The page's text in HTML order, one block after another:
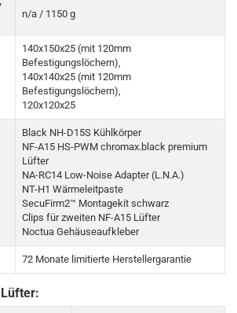
n/a / 1150 g
140x150x25 (mit 120mm
Befestigungslöchern),
140x140x25 (mit 120mm
Befestigungslöchern),
120x120x25
Black NH-D15S Kühlkörper
NF-A15 HS-PWM chromax.black premium
Lüfter
NA-RC14 Low-Noise Adapter (L.N.A.)
NT-H1 Wärmeleitpaste
SecuFirm2™ Montagekit schwarz
Clips für zweiten NF-A15 Lüfter
Noctua Gehäuseaufkleber
72 Monate limitierte Herstellergarantie